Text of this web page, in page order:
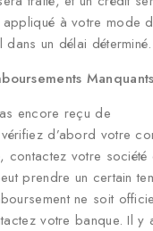
appliqué à votre mode
un délai déterminé.
Manquants
encore reçu de
d’abord votre
contactez votre
prendre un certain
ne soit
votre banque. Il y